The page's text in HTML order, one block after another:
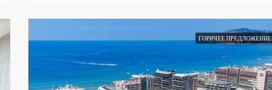
ГОРЯЧЕЕ ПРЕДЛОЖЕНИЕ